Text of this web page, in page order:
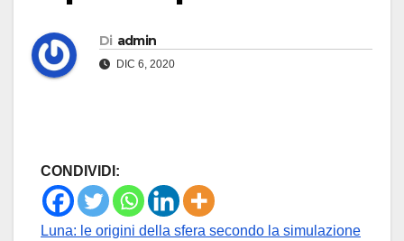
Di admin
DIC 6, 2020
CONDIVIDI:
Luna: le origini della sfera secondo la simulazione